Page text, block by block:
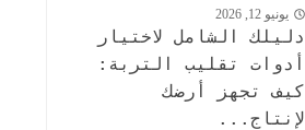
يونيو 12, 2026
دليلك الشامل لاختيار
أدوات تقليب التربة:
كيف تجهز أرضك
لإنتاج...